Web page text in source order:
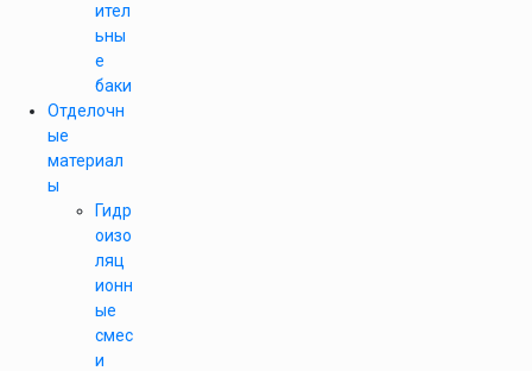
ител
ьны
е
баки
Отделочн
ые
материал
ы
Гидр
оизо
ляц
ионн
ые
смес
и